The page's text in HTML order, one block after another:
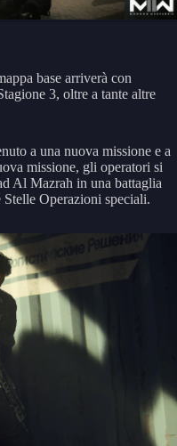
base arriverà con
3, oltre a tante altre
a una nuova missione e a
missione, gli operatori si
Al Mazrah in una battaglia
Operazioni speciali.